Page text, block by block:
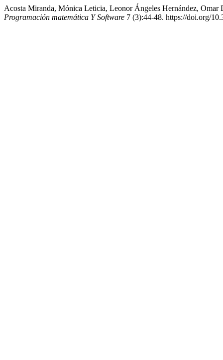
Acosta Miranda, Mónica Leticia, Leonor Ángeles Hernández, Omar
Programación matemática Y Software 7 (3):44-48. https://doi.org/